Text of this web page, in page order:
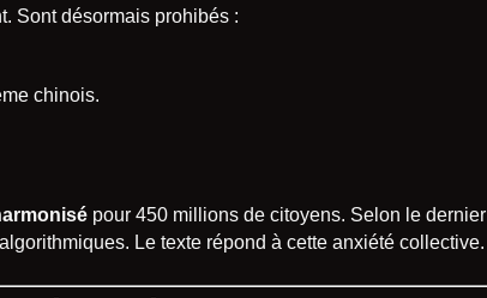
Sont désormais prohibés :
chinois.
pour 450 millions de citoyens. Selon le dernier
Le texte répond à cette anxiété collective.